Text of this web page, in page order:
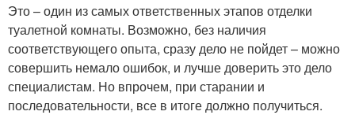
Это – один из самых ответственных этапов отделки
туалетной комнаты. Возможно, без наличия
соответствующего опыта, сразу дело не пойдет – можно
совершить немало ошибок, и лучше доверить это дело
специалистам. Но впрочем, при старании и
последовательности, все в итоге должно получиться.